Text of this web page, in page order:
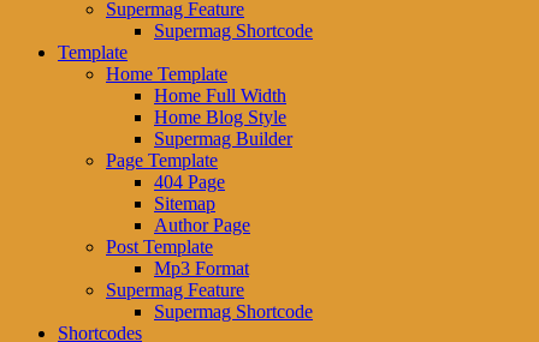
Supermag Feature
Supermag Shortcode
Template
Home Template
Home Full Width
Home Blog Style
Supermag Builder
Page Template
404 Page
Sitemap
Author Page
Post Template
Mp3 Format
Supermag Feature
Supermag Shortcode
Shortcodes